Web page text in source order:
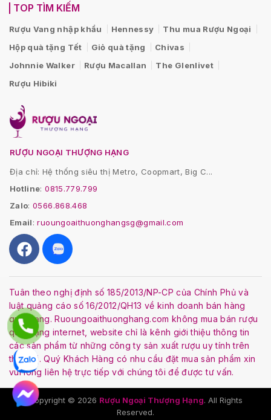
TOP TÌM KIẾM
Rượu Vang nhập khẩu Hennessy
Thu mua Rượu Ngoại
Hộp quà tặng Tết
Giỏ quà tặng
Chivas
Johnnie Walker
Rượu Macallan
The Glenlivet
Rượu Hibiki
RƯỢU NGOẠI THƯỢNG HẠNG
Địa chỉ: Hệ thống siêu thị Metro, Coopmart, Big C...
Hotline:0815.779.799
Zalo:0566.868.468
Email:ruoungoaithuonghangsg@gmail.com
Tuân theo nghị định số 185/2013/NP-CP của Chính Phủ và
luật quảng cáo số 16/2012/QH13 về kinh doanh bán hàng
qua mạng. Ruoungoaithuonghang.com không mua bán rượu
qua mạng internet, website chỉ là kênh giới thiệu thông tin
các sản phẩm từ những công ty sản xuất rượu uy tính trên
thế giới. Quý Khách Hàng có nhu cầu đặt mua sản phẩm xin
vui lòng liên hệ trực tiếp với chúng tôi để được tư vấn.
Copyright © 2026 Rượu Ngoại Thượng Hạng. All Rights
Reserved.